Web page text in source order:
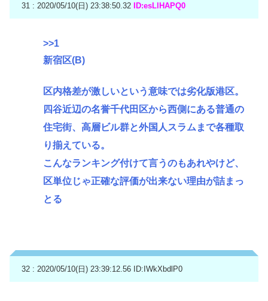
31 : 2020/05/10(日) 23:38:50.32 ID:esLlHAPQ0
>>1
新宿区(B)
区内格差が激しいという意味では劣化版港区。
四谷近辺の名誉千代田区から西側にある普通の
住宅街、高層ビル群と外国人スラムまで各種取
り揃えている。
こんなランキング付けて言うのもあれやけど、
区単位じゃ正確な評価が出来ない理由が詰まっ
とる
32 : 2020/05/10(日) 23:39:12.56 ID:IWkXbdlP0